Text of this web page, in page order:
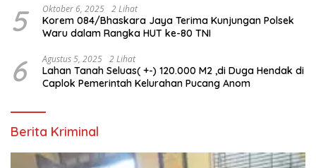
5 Oktober 6, 2025 2 Lihat
Korem 084/Bhaskara Jaya Terima Kunjungan Polsek
6 Agustus 5, 2025 2 Lihat
Lahan Tanah Seluas( +-) 120.000 M2 ,di Duga Hendak di
Caplok Pemerintah Kelurahan Pucang Anom
Berita Kriminal